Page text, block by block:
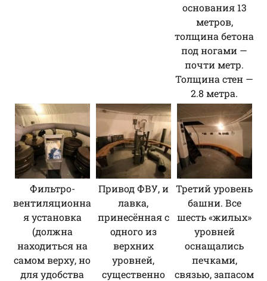
основания 13
метров,
толщина бетона
под ногами —
почти метр.
Толщина стен —
2.8 метра.
Фильтро-
вентиляционна
я установка
(должна
находиться на
самом верху, но
для удобства
Привод ФВУ, и
лавка,
принесённая с
одного из
верхних
уровней,
существенно
Третий уровень
башни. Все
шесть «жилых»
уровней
оснащались
печками,
связью, запасом